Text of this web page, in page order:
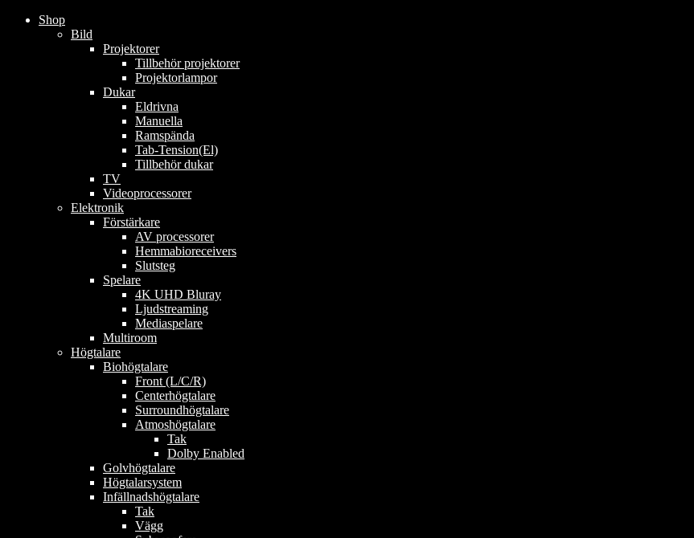
Shop
Bild
Projektorer
Tillbehör projektorer
Projektorlampor
Dukar
Eldrivna
Manuella
Ramspända
Tab-Tension(El)
Tillbehör dukar
TV
Videoprocessorer
Elektronik
Förstärkare
AV processorer
Hemmabioreceivers
Slutsteg
Spelare
4K UHD Bluray
Ljudstreaming
Mediaspelare
Multiroom
Högtalare
Biohögtalare
Front (L/C/R)
Centerhögtalare
Surroundhögtalare
Atmoshögtalare
Tak
Dolby Enabled
Golvhögtalare
Högtalarsystem
Infällnadshögtalare
Tak
Vägg